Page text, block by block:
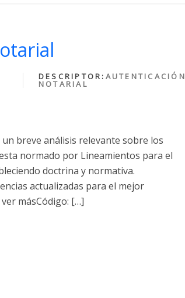
DESCRIPTOR: AUTENTICACIÓN
NOTARIAL
breve análisis relevante sobre los
esta normado por Lineamientos para el
doctrina y normativa.
actualizadas para el mejor
másCódigo: […]